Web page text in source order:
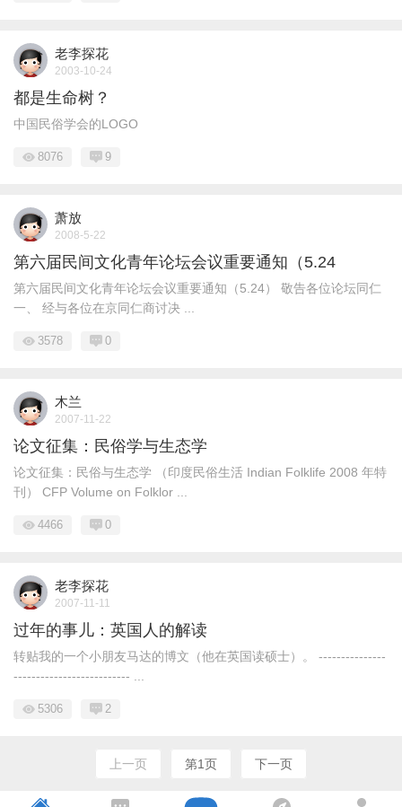
老李探花
2003-10-24
都是生命树？
中国民俗学会的LOGO
8076 9
萧放
2008-5-22
第六届民间文化青年论坛会议重要通知（5.24
第六届民间文化青年论坛会议重要通知（5.24） 敬告各位论坛同仁
一、 经与各位在京同仁商讨决 ...
3578 0
木兰
2007-11-22
论文征集：民俗学与生态学
论文征集：民俗与生态学 （印度民俗生活 Indian Folklife 2008 年特
刊） CFP Volume on Folklor ...
4466 0
老李探花
2007-11-11
过年的事儿：英国人的解读
转贴我的一个小朋友马达的博文（他在英国读硕士）。 ---------------
-------------------------- ...
5306 2
上一页 第1页 下一页